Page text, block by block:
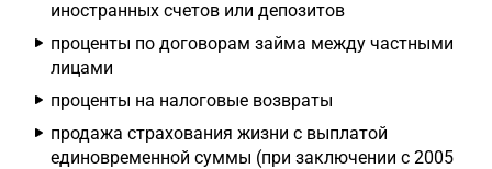
иностранных счетов или депозитов
проценты по договорам займа между частными
лицами
проценты на налоговые возвраты
продажа страхования жизни с выплатой
единовременной суммы (при заключении с 2005